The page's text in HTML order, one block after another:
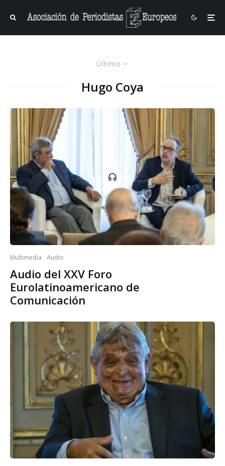
Último
Hugo Coya
Multimedia Audio
Audio del XXV Foro
Eurolatinoamericano de
Comunicación